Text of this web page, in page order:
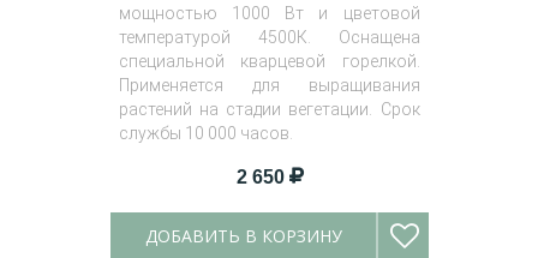
мощностью 1000 Вт и цветовой
температурой 4500К. Оснащена
специальной кварцевой горелкой.
Применяется для выращивания
растений на стадии вегетации. Срок
службы 10 000 часов.
2 650
ДОБАВИТЬ В КОРЗИНУ